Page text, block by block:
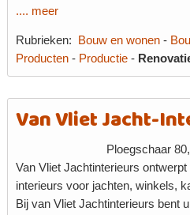
.... meer
Rubrieken: Bouw en wonen -
Producten - Productie -
Van Vliet Jacht-
Ploegschaar
Van Vliet Jachtinterieurs
interieurs voor jachten, winkels,
Bij van Vliet Jachtinterieurs bent